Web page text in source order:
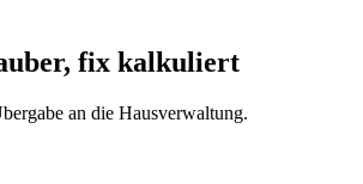
fix kalkuliert
an die Hausverwaltung.